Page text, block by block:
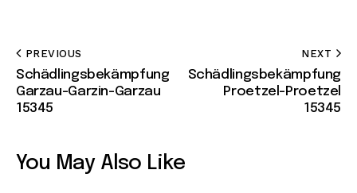
PREVIOUS
Schädlingsbekämpfung
Garzau-Garzin-Garzau
15345
NEXT
Schädlingsbekämpfung
Proetzel-Proetzel
15345
You May Also Like